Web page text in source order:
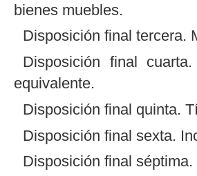
bienes muebles.
Disposición final tercera.
Disposición final
equivalente.
Disposición final quinta.
Disposición final sexta.
Disposición final